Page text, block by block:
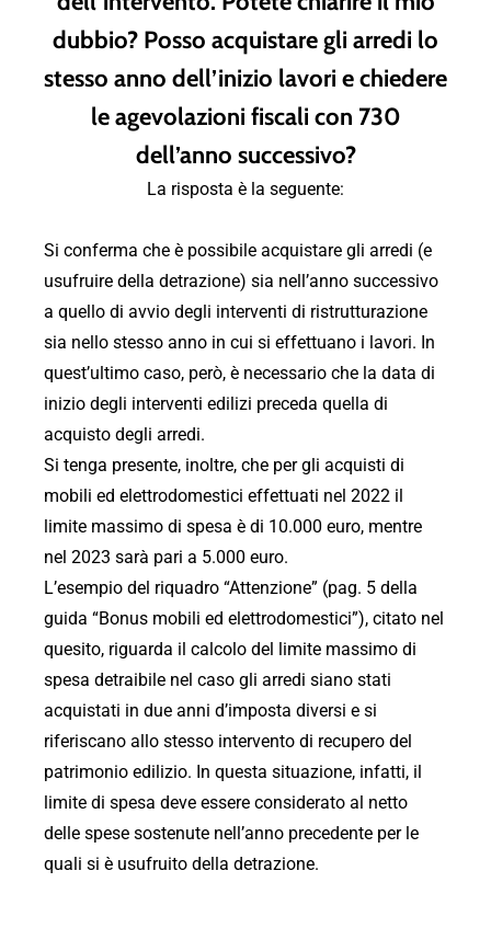
dubbio? Posso acquistare gli arredi lo
stesso anno dell’inizio lavori e chiedere
le agevolazioni fiscali con 730
dell’anno successivo?
La risposta è la seguente:
Si conferma che è possibile acquistare gli arredi (e
usufruire della detrazione) sia nell’anno successivo
a quello di avvio degli interventi di ristrutturazione
sia nello stesso anno in cui si effettuano i lavori. In
quest’ultimo caso, però, è necessario che la data di
inizio degli interventi edilizi preceda quella di
acquisto degli arredi.
Si tenga presente, inoltre, che per gli acquisti di
mobili ed elettrodomestici effettuati nel 2022 il
limite massimo di spesa è di 10.000 euro, mentre
nel 2023 sarà pari a 5.000 euro.
L’esempio del riquadro “Attenzione” (pag. 5 della
guida “Bonus mobili ed elettrodomestici”), citato nel
quesito, riguarda il calcolo del limite massimo di
spesa detraibile nel caso gli arredi siano stati
acquistati in due anni d’imposta diversi e si
riferiscano allo stesso intervento di recupero del
patrimonio edilizio. In questa situazione, infatti, il
limite di spesa deve essere considerato al netto
delle spese sostenute nell’anno precedente per le
quali si è usufruito della detrazione.